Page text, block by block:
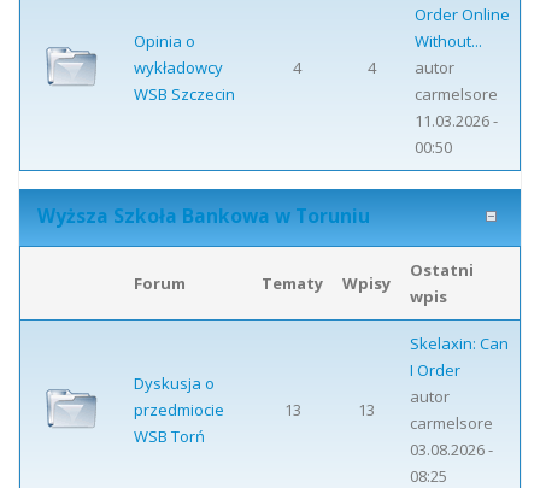
Opinia o
wykładowcy
WSB Szczecin
4 4
Order Online
Without...
autor
carmelsore
11.03.2026 -
00:50
Wyższa Szkoła Bankowa w Toruniu
Forum Tematy Wpisy
Ostatni
wpis
Dyskusja o
przedmiocie
WSB Torń
13 13
Skelaxin: Can
I Order
autor
carmelsore
03.08.2026 -
08:25